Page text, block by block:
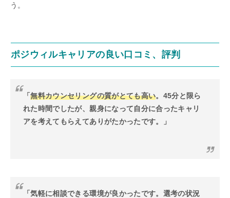
う。
ポジウィルキャリアの良い口コミ、評判
「無料カウンセリングの質がとても高い。45分と限ら
れた時間でしたが、親身になって自分に合ったキャリ
アを考えてもらえてありがたかったです。」
「気軽に相談できる環境が良かったです。選考の状況